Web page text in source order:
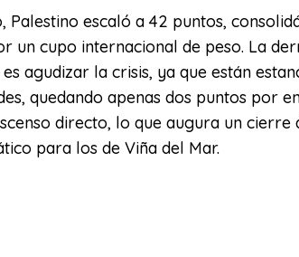
Palestino escaló a 42 puntos,
un cupo internacional de peso. La
agudizar la crisis, ya que están
quedando apenas dos puntos por
directo, lo que augura un cierre
para los de Viña del Mar.